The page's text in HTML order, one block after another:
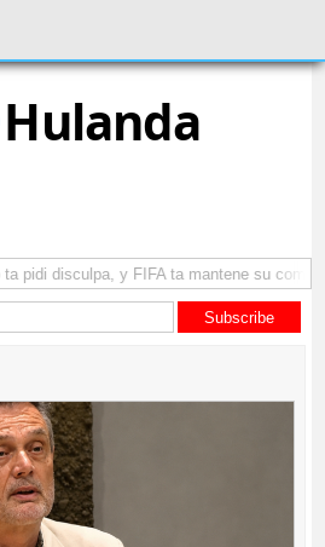
Hulanda
pidi disculpa, y FIFA ta mantene su como
Subscribe